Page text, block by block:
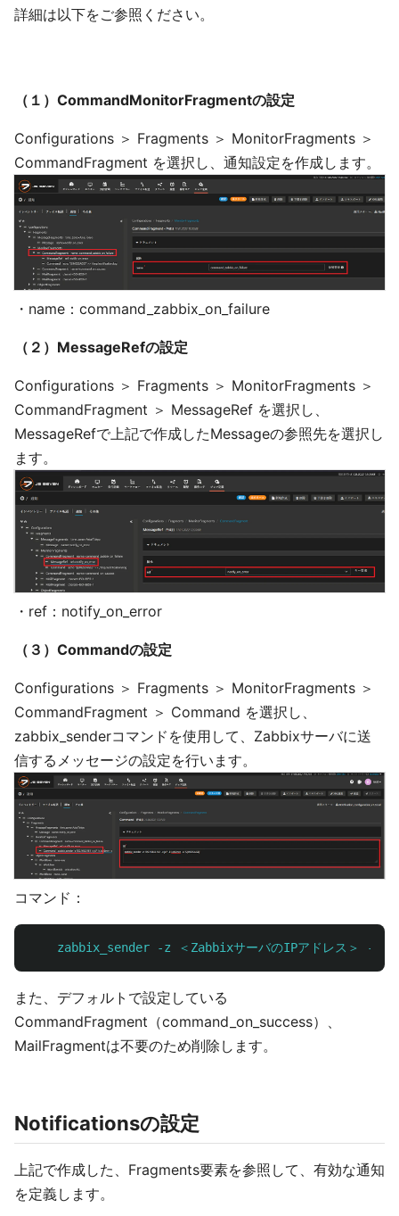
詳細は以下をご参照ください。
（１）CommandMonitorFragmentの設定
Configurations ＞ Fragments ＞ MonitorFragments ＞
CommandFragment を選択し、通知設定を作成します。
・name：command_zabbix_on_failure
（２）MessageRefの設定
Configurations ＞ Fragments ＞ MonitorFragments ＞
CommandFragment ＞ MessageRef を選択し、
MessageRefで上記で作成したMessageの参照先を選択し
ます。
・ref：notify_on_error
（３）Commandの設定
Configurations ＞ Fragments ＞ MonitorFragments ＞
CommandFragment ＞ Command を選択し、
zabbix_senderコマンドを使用して、Zabbixサーバに送
信するメッセージの設定を行います。
コマンド：
zabbix_sender -z ＜ZabbixサーバのIPアドレス＞ -s
また、デフォルトで設定している
CommandFragment（command_on_success）、
MailFragmentは不要のため削除します。
Notificationsの設定
上記で作成した、Fragments要素を参照して、有効な通知
を定義します。